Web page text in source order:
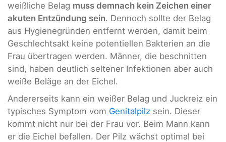
weißliche Belag muss demnach kein Zeichen einer
akuten Entzündung sein. Dennoch sollte der Belag
aus Hygienegründen entfernt werden, damit beim
Geschlechtsakt keine potentiellen Bakterien an die
Frau übertragen werden. Männer, die beschnitten
sind, haben deutlich seltener Infektionen aber auch
weiße Beläge an der Eichel.
Andererseits kann ein weißer Belag und Juckreiz ein
typisches Symptom vom Genitalpilz sein. Dieser
kommt nicht nur bei der Frau vor. Beim Mann kann
er die Eichel befallen. Der Pilz wächst optimal bei